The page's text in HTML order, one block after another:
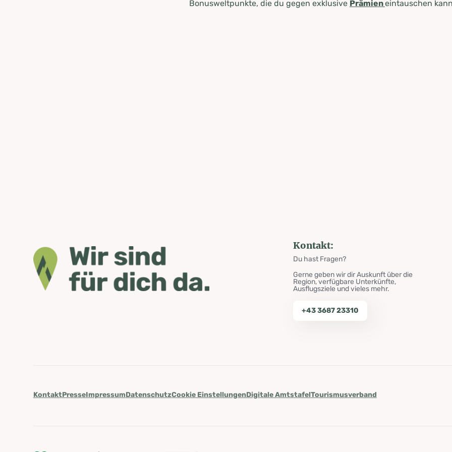
Bonusweltpunkte, die du gegen exklusive Prämieneintauschen
Kontakt:
Du hast Fragen?
Gerne geben wir dir Auskunft über die
Region, verfügbare Unterkünfte,
Ausflugsziele und vieles mehr.
+43 3687 23310
KontaktPresseImpressumDatenschutzCookie EinstellungenDigitale AmtstafelTourismusverband